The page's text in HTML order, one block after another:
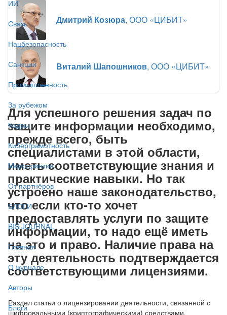
ИИ
Связь
Нацбезопасность
Санкции
Промышленность
За рубежом
Кадры
Киберграмотность
Мероприятия
От партнёров
БЛОГИ
BIS JOURNAL
Главная
О журнале
Авторы
Блоги
Дмитрий Козюра, ООО «ЦИБИТ»
Виталий Шапошников, ООО «ЦИБИТ»
Для успешного решения задач по
защите информации необходимо,
прежде всего, быть
специалистами в этой области,
иметь соответствующие знания и
практические навыки. Но так
устроено наше законодательство,
что если кто-то хочет
предоставлять услуги по защите
информации, то надо ещё иметь
на это и право. Наличие права на
эту деятельность подтверждается
соответствующими лицензиями.
Раздел статьи о лицензировании деятельности, связанной с
шифровальными (криптографическими) средствами,